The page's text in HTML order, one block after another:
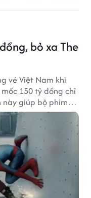
bỏ xa The
vé Việt Nam khi
150 tỷ đồng chỉ
này giúp bộ phim
đáng kể với The